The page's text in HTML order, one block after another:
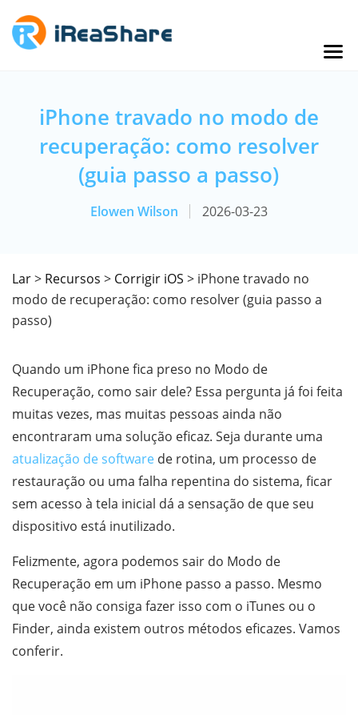
iPhone travado no modo de
recuperação: como resolver
(guia passo a passo)
Elowen Wilson 2026-03-23
Lar> Recursos > Corrigir iOS > iPhone travado no
modo de recuperação: como resolver (guia passo a
passo)
Quando um iPhone fica preso no Modo de
Recuperação, como sair dele? Essa pergunta já foi feita
muitas vezes, mas muitas pessoas ainda não
encontraram uma solução eficaz. Seja durante uma
atualização de software de rotina, um processo de
restauração ou uma falha repentina do sistema, ficar
sem acesso à tela inicial dá a sensação de que seu
dispositivo está inutilizado.
Felizmente, agora podemos sair do Modo de
Recuperação em um iPhone passo a passo. Mesmo
que você não consiga fazer isso com o iTunes ou o
Finder, ainda existem outros métodos eficazes. Vamos
conferir.